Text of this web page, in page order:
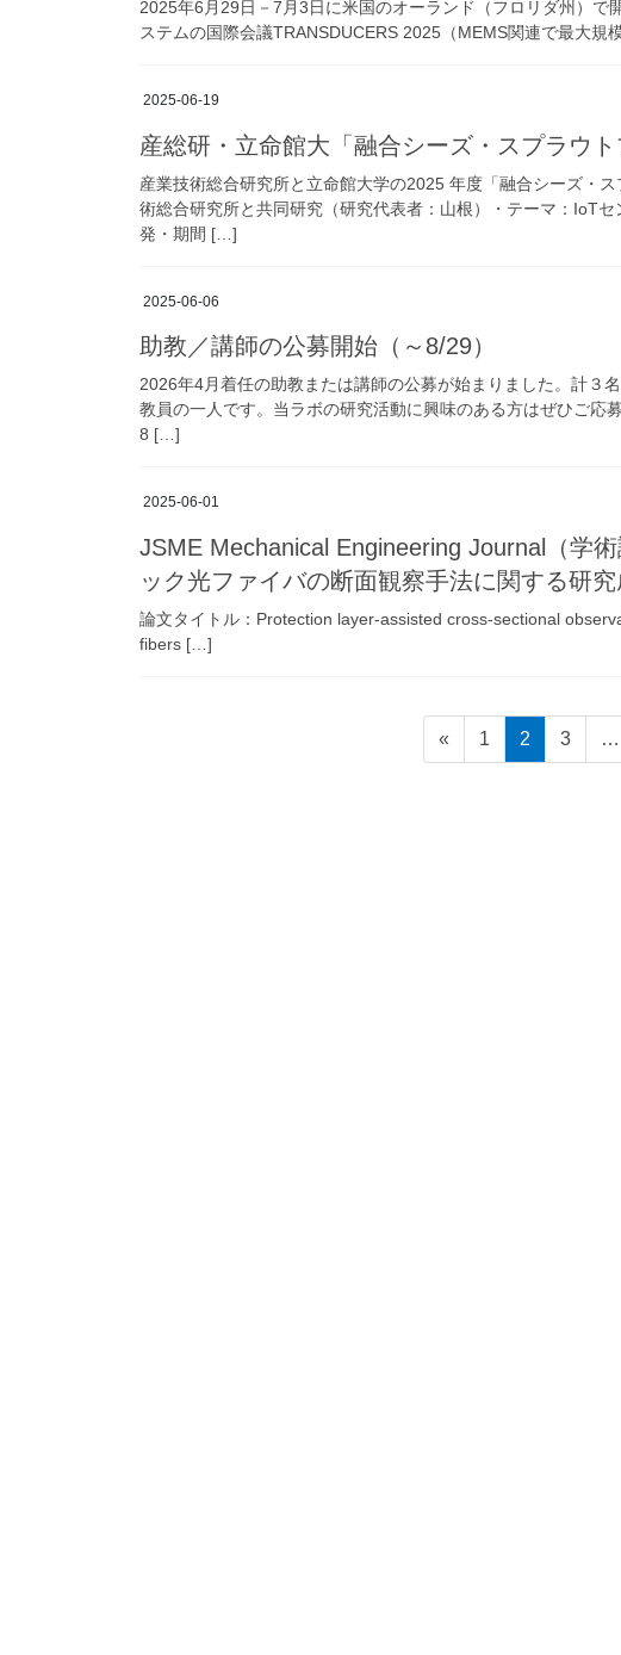
2025年6月29日－7月3日に米国のオーランド（フロリダ州）で
ステムの国際会議TRANSDUCERS 2025（MEMS関連で最大
2025-06-19
産総研・立命館大「融合シーズ・スプラウ
産業技術総合研究所と立命館大学の2025 年度「融合シーズ・
術総合研究所と共同研究（研究代表者：山根）・テーマ：IoT
発・期間 […]
2025-06-06
助教／講師の公募開始（～8/29）
2026年4月着任の助教または講師の公募が始まりました。計３
教員の一人です。当ラボの研究活動に興味のある方はぜひご応
8 […]
2025-06-01
JSME Mechanical Engineering Journal（学
ック光ファイバの断面観察手法に関する研
論文タイトル：Protection layer-assisted cross-sectional
fibers […]
«
固
定
1
固
定
2
固
定
3 …